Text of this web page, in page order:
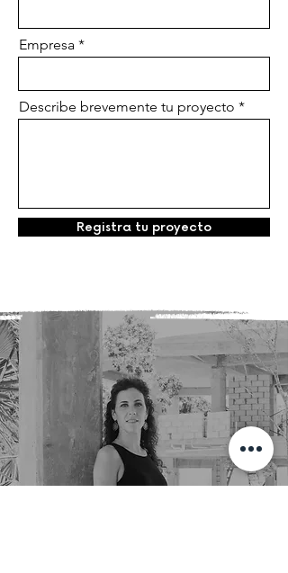
Empresa
Describe brevemente tu proyecto
Registra tu proyecto